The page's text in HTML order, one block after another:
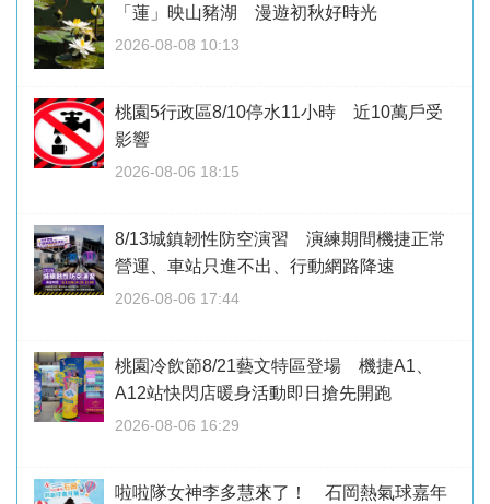
「蓮」映山豬湖 漫遊初秋好時光
2026-08-08 10:13
桃園5行政區8/10停水11小時 近10萬戶受
影響
2026-08-06 18:15
8/13城鎮韌性防空演習 演練期間機捷正常
營運、車站只進不出、行動網路降速
2026-08-06 17:44
桃園冷飲節8/21藝文特區登場 機捷A1、
A12站快閃店暖身活動即日搶先開跑
2026-08-06 16:29
啦啦隊女神李多慧來了！ 石岡熱氣球嘉年